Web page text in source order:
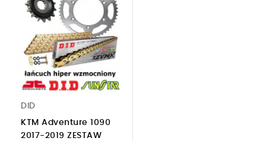
DID
KTM Adventure 1090
2017-2019 ZESTAW